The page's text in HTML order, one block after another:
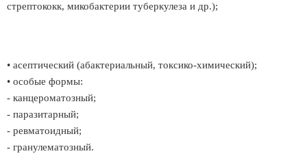
стрептококк, микобактерии туберкулеза и др.);
• асептический (абактериальный, токсико-химический);
• особые формы:
- канцероматозный;
- паразитарный;
- ревматоидный;
- гранулематозный.